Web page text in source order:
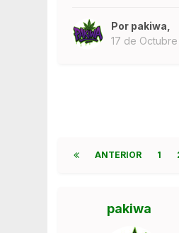
Por pakiwa
17 de
ANTERIOR 1
pakiwa